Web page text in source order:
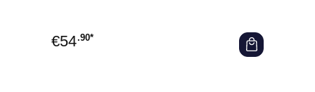
€54.90*